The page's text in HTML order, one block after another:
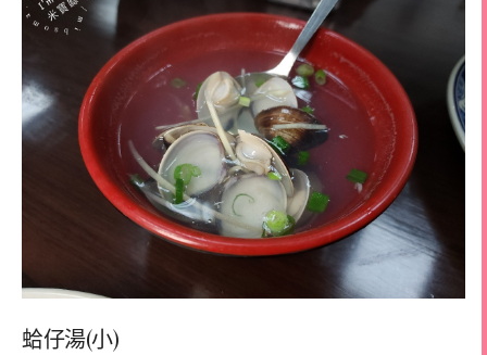
蛤仔湯(小)